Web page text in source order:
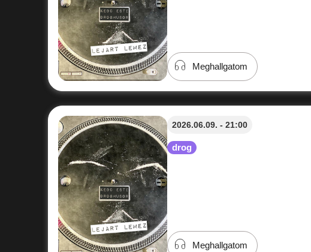
Meghallgatom
2026.06.09. - 21:00
drog
Meghallgatom